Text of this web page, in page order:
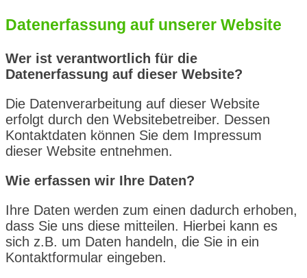
Datenerfassung auf unserer Website
Wer ist verantwortlich für die
Datenerfassung auf dieser Website?
Die Datenverarbeitung auf dieser Website
erfolgt durch den Websitebetreiber. Dessen
Kontaktdaten können Sie dem Impressum
dieser Website entnehmen.
Wie erfassen wir Ihre Daten?
Ihre Daten werden zum einen dadurch erhoben,
dass Sie uns diese mitteilen. Hierbei kann es
sich z.B. um Daten handeln, die Sie in ein
Kontaktformular eingeben.